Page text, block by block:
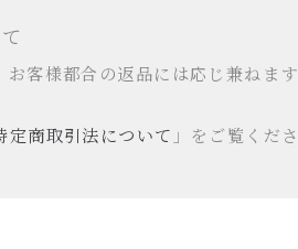
お客様都合の返品には応じ兼ねま
定商取引法について 」をご覧くだ